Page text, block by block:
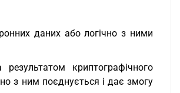
даних або логічно з ними
криптографічного
з ним поєднується і дає змогу